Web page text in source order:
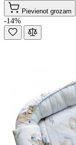
Pievienot grozam
-14%